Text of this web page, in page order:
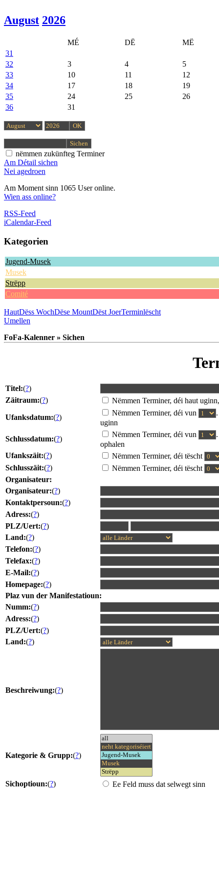
August 2026
MÉ DË
MË
31
32
3 4
5
33
10 11
12
34
17 18
19
35
24 25
26
36
31
nëmmen zukünfteg Terminer
Am Détail sichen
Nei agedroen
Am Moment sinn 1065 User online.
Wien ass online?
RSS-Feed
iCalendar-Feed
Kategorien
Jugend-Musek
Musek
Strëpp
Comité
HautDëss WochDëse MountDëst JoerTerminlëscht
Umellen
FoFa-Kalenner » Sichen
Titel:(?)
Zäitraum:(?)
Nëmmen Terminer, déi haut
Ufanksdatum:(?)
Nëmmen Terminer, déi vun
uginn
Schlussdatum:(?)
Nëmmen Terminer, déi vun
ophalen
Ufankszäit:(?)
Nëmmen Terminer, déi tëscht
Schlusszäit:(?)
Nëmmen Terminer, déi tëscht
Organisateur:
Organisateur:(?)
Kontaktpersoun:(?)
Adress:(?)
PLZ/Uert:(?)
Land:(?)
Telefon:(?)
Telefax:(?)
E-Mail:(?)
Homepage:(?)
Plaz vun der Manifestatioun:
Numm:(?)
Adress:(?)
PLZ/Uert:(?)
Land:(?)
Beschreiwung:(?)
Kategorie & Grupp:(?)
Sichoptioun:(?) Ee Feld muss dat selwegt sinn